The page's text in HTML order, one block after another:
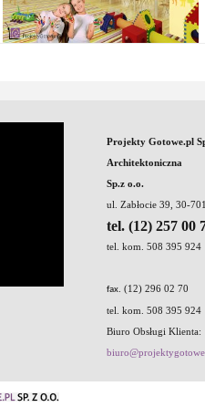
Projekty Gotowe.pl
Architektoniczna
Sp.z o.o.
ul. Zabłocie 39, 30-
tel. (12) 257 00
tel. kom. 508 395 924
fax . (12) 296 02 70
tel. kom. 508 395 924
Biuro Obsługi Klienta: